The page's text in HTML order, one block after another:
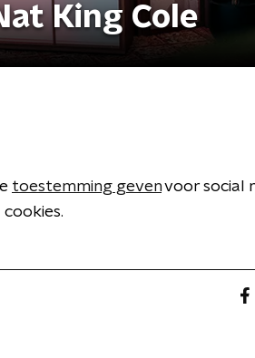
King Cole
toestemming gevenvoor social
cookies.